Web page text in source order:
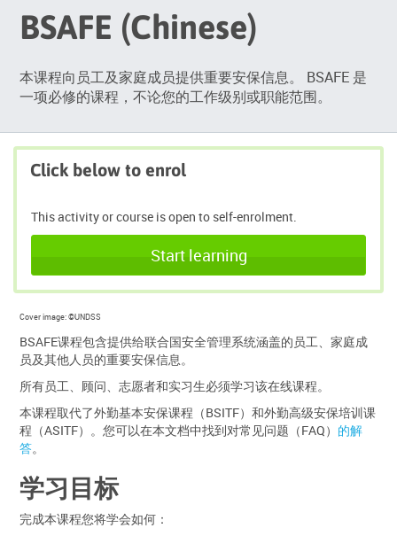
BSAFE (Chinese)
本课程向员工及家庭成员提供重要安保信息。 BSAFE 是
一项必修的课程，不论您的工作级别或职能范围。
Click below to enrol
This activity or course is open to self-enrolment.
Start learning
Cover image:©UNDSS
BSAFE课程包含提供给联合国安全管理系统涵盖的员工、家庭成
员及其他人员的重要安保信息。
所有员工、顾问、志愿者和实习生必须学习该在线课程。
本课程取代了外勤基本安保课程（BSITF）和外勤高级安保培训课
程（ASITF）。您可以在本文档中找到对常见问题（FAQ） 的解
答。
学习目标
完成本课程您将学会如何：